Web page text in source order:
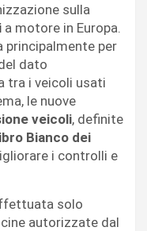
sulla
a motore in Europa.
principalmente per
dato
tra i veicoli usati
le nuove
veicoli, definite
Bianco dei
i controlli e
solo
autorizzate dal